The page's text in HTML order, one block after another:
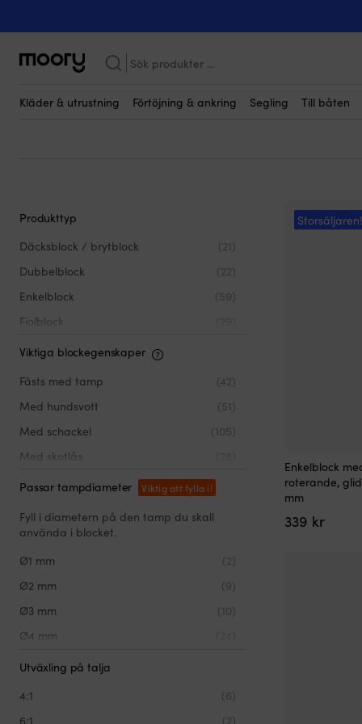
Sök
efter:
Kläder & utrustning Förtöjning & ankring Segling Till båten
Glidlagrade block
Produkttyp
Däcksblock / brytblock
(21)
Dubbelblock
(22)
Enkelblock
(59)
Fiolblock
Kvadrupelblock
(komplett storskot)
Spärrblock
(3)
Taljor
(2)
Trippelblock
Viktiga blockegenskaper
Fästs med tamp
(42)
Med hundsvott
(51)
Med schackel
(105)
Med skotlås
Med snabblås
Passar tampdiameter Viktig att fylla i!
Fyll i diametern på den tamp du skall
använda i blocket.
Ø1 mm
(2)
Ø2 mm
(9)
Ø3 mm
(10)
Ø4 mm
Ø5 mm
Utväxling på talja
4:1
(6)
6:1
(2)
Storsäljaren!
Enkelblock
roterande,
mm
339 kr